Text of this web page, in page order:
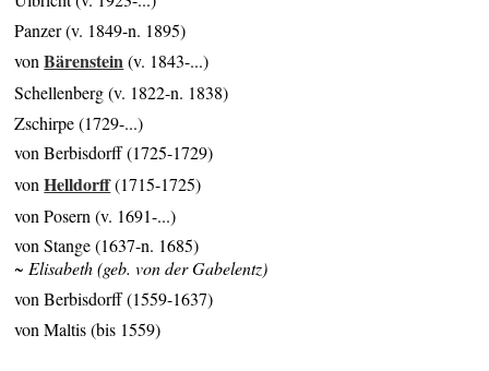
Panzer (v. 1849-n. 1895)
vonBärenstein(v. 1843-...)
Schellenberg (v. 1822-n. 1838)
Zschirpe (1729-...)
von Berbisdorff (1725-1729)
vonHelldorff(1715-1725)
von Posern (v. 1691-...)
von Stange (1637-n. 1685)
~ Elisabeth (geb. von der Gabelentz)
von Berbisdorff (1559-1637)
von Maltis (bis 1559)